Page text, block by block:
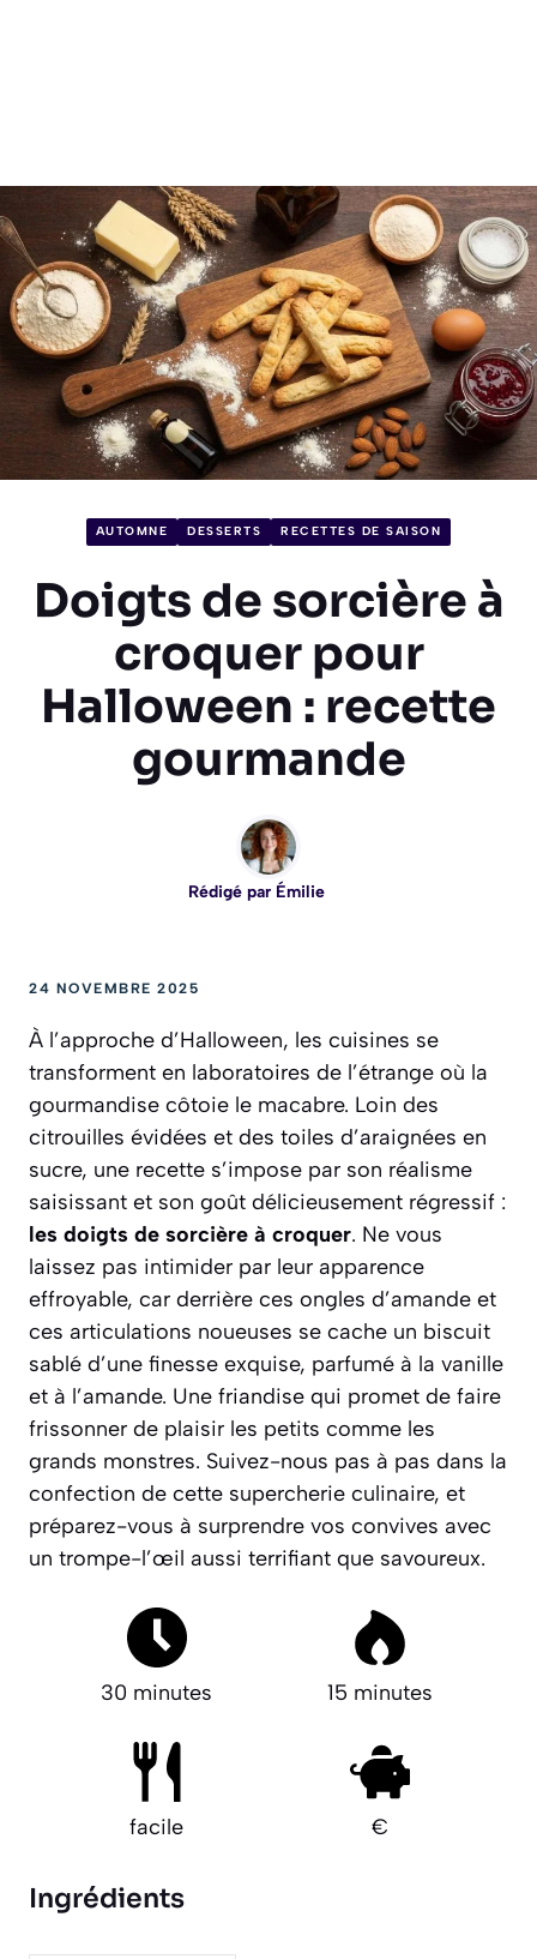
AUTOMNE DESSERTS RECETTES DE SAISON
Doigts de sorcière à
croquer pour
Halloween : recette
gourmande
Rédigé par Émilie
24 NOVEMBRE 2025
À l’approche d’Halloween, les cuisines se
transforment en laboratoires de l’étrange où la
gourmandise côtoie le macabre. Loin des
citrouilles évidées et des toiles d’araignées en
sucre, une recette s’impose par son réalisme
saisissant et son goût délicieusement régressif :
les doigts de sorcière à croquer. Ne vous
laissez pas intimider par leur apparence
effroyable, car derrière ces ongles d’amande et
ces articulations noueuses se cache un biscuit
sablé d’une finesse exquise, parfumé à la vanille
et à l’amande. Une friandise qui promet de faire
frissonner de plaisir les petits comme les
grands monstres. Suivez-nous pas à pas dans la
confection de cette supercherie culinaire, et
préparez-vous à surprendre vos convives avec
un trompe-l’œil aussi terrifiant que savoureux.
30 minutes 15 minutes
facile €
Ingrédients